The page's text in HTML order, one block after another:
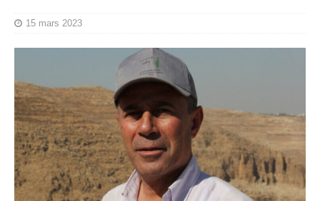
15 mars 2023